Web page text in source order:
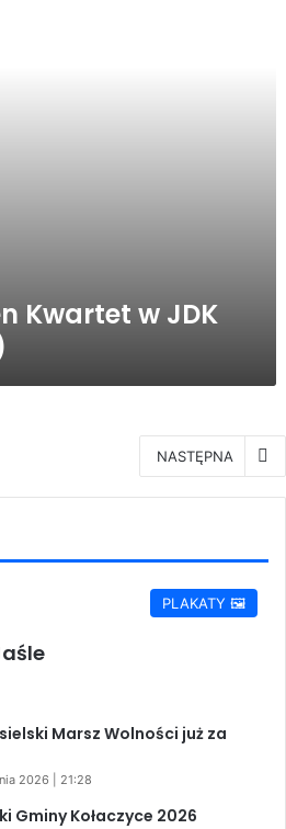
Kwartet w JDK
NASTĘPNA
PLAKATY 🖼️
Marsz Wolności już za
2026 | 21:28
Gminy Kołaczyce 2026